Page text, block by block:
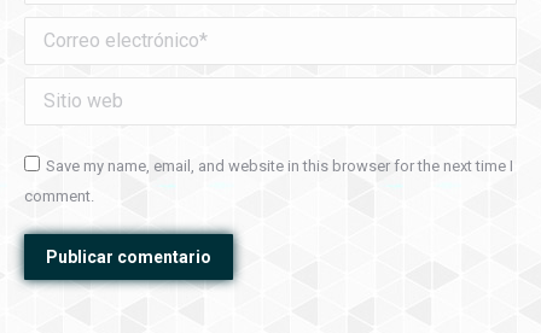
Correo electrónico *
Sitio web
Save my name, email, and website in this browser for the next time I
comment.
Publicar comentario